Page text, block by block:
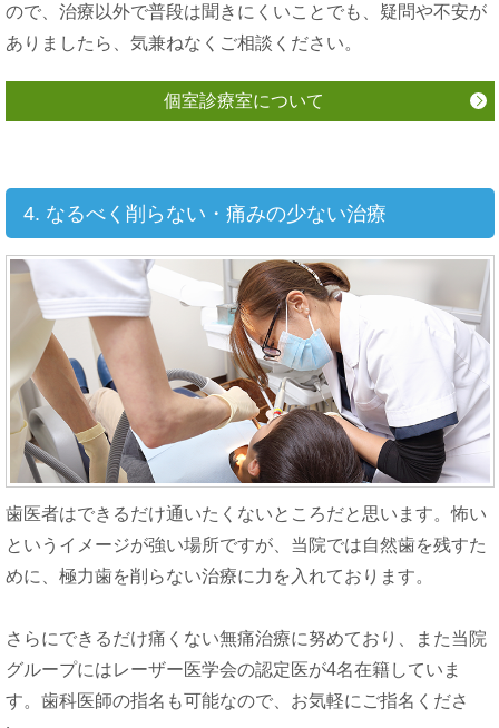
ので、治療以外で普段は聞きにくいことでも、疑問や不安が
ありましたら、気兼ねなくご相談ください。
個室診療室について
4. なるべく削らない・痛みの少ない治療
歯医者はできるだけ通いたくないところだと思います。怖い
というイメージが強い場所ですが、当院では自然歯を残すた
めに、極力歯を削らない治療に力を入れております。
さらにできるだけ痛くない無痛治療に努めており、また当院
グループにはレーザー医学会の認定医が4名在籍していま
す。歯科医師の指名も可能なので、お気軽にご指名くださ